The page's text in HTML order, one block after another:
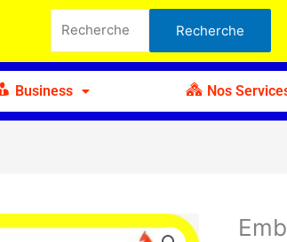
pour :
Recherche
Business Nos